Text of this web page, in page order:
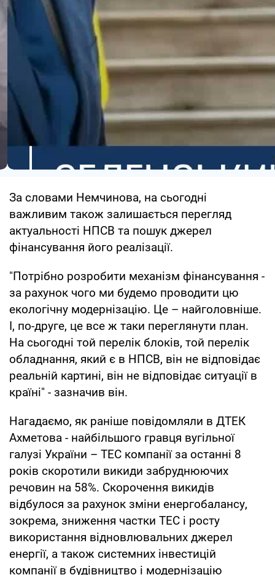
За словами Немчинова, на сьогодні
важливим також залишається перегляд
актуальності НПСВ та пошук джерел
фінансування його реалізації.
"Потрібно розробити механізм фінансування -
за рахунок чого ми будемо проводити цю
екологічну модернізацію. Це – найголовніше.
І, по-друге, це все ж таки переглянути план.
На сьогодні той перелік блоків, той перелік
обладнання, який є в НПСВ, він не відповідає
реальній картині, він не відповідає ситуації в
країні" - зазначив він.
Нагадаємо, як раніше повідомляли в ДТЕК
Ахметова - найбільшого гравця вугільної
галузі України – ТЕС компанії за останні 8
років скоротили викиди забруднюючих
речовин на 58%. Скорочення викидів
відбулося за рахунок зміни енергобалансу,
зокрема, зниження частки ТЕС і росту
використання відновлювальних джерел
енергії, а також системних інвестицій
компанії в будівництво і модернізацію